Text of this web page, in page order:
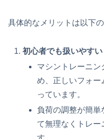
具体的なメリットは以下の
初心者でも扱いやすい
マシントレーニン
め、正しいフォー
っています。
負荷の調整が簡
て無理なくトレー